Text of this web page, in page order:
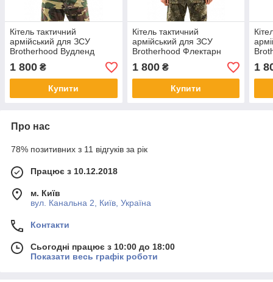
Кітель тактичний
армійський для ЗСУ
Brotherhood Вудленд
польовий 48-50/170-176
1 800 ₴
Купити
Кітель тактичний
армійський для ЗСУ
Brotherhood Флектарн
польовий
1 800₴
Купити
164
1
Про нас
78% позитивних з 11 відгуків за рік
Працює з 10.12.2018
м. Київ
вул. Канальна 2, Київ, Україна
Контакти
Сьогодні працює з 10:00 до 18:00
Показати весь графік роботи